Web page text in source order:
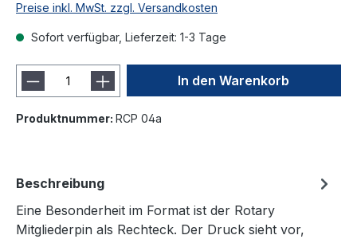
Preise inkl. MwSt. zzgl. Versandkosten
Sofort verfügbar, Lieferzeit: 1-3 Tage
In den Warenkorb
Produktnummer: RCP 04a
Beschreibung
Eine Besonderheit im Format ist der Rotary
Mitgliederpin als Rechteck. Der Druck sieht vor,